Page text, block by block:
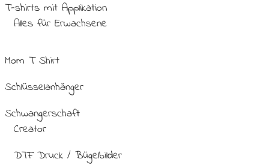
T-shirts mit Applikation
Alles für Erwachsene
Mom T Shirt
Schlüsselanhänger
Schwangerschaft
Creator
DTF Druck / Bügelbilder